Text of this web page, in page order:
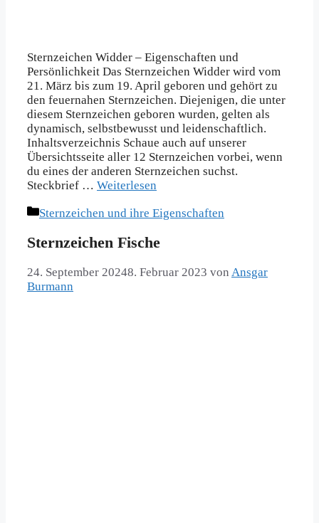
Sternzeichen Widder – Eigenschaften und
Persönlichkeit Das Sternzeichen Widder wird vom
21. März bis zum 19. April geboren und gehört zu
den feuernahen Sternzeichen. Diejenigen, die unter
diesem Sternzeichen geboren wurden, gelten als
dynamisch, selbstbewusst und leidenschaftlich.
Inhaltsverzeichnis Schaue auch auf unserer
Übersichtsseite aller 12 Sternzeichen vorbei, wenn
du eines der anderen Sternzeichen suchst.
Steckbrief … Weiterlesen
Kategorien
Sternzeichen und ihre Eigenschaften
Sternzeichen Fische
24. September 20248. Februar 2023 von Ansgar
Burmann